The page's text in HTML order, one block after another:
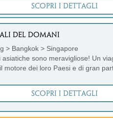
SCOPRI I DETTAGLI
DEL DOMANI
> Bangkok > Singapore
asiatiche sono meravigliose! Un
motore dei loro Paesi e di gran
SCOPRI I DETTAGLI